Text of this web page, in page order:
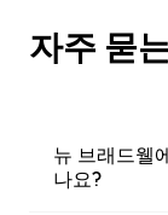
자주 묻
뉴 브래드웰
나요?